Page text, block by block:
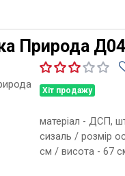
Природа
Хіт продажу
матеріал - ДСП,
сизаль / розмір
см / висота - 67